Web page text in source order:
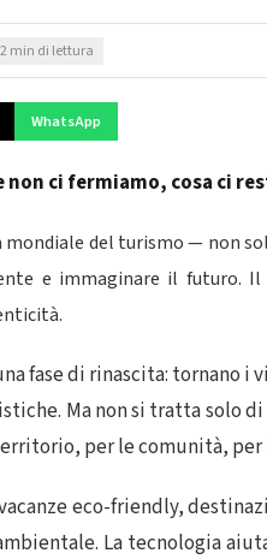
2 min di lettura
WhatsApp
ci fermiamo, cosa ci
del turismo — non
e immaginare il futuro.
fase di rinascita: tornano i
Ma non si tratta solo
per le comunità, per
eco-friendly,
La tecnologia